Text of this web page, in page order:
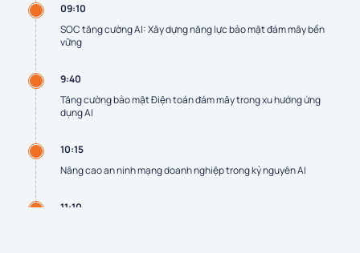
09:10
SOC tăng cường AI: Xây dựng năng lực bảo mật đám mây bền
vững
9:40
Tăng cường bảo mật Điện toán đám mây trong xu hướng ứng
dụng AI
10:15
Nâng cao an ninh mạng doanh nghiệp trong kỷ nguyên AI
11:10